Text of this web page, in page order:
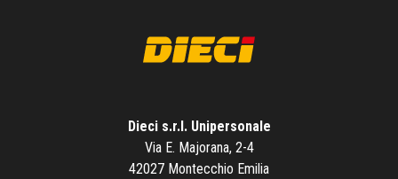
Dieci s.r.l. Unipersonale
Via E. Majorana, 2-4
42027 Montecchio Emilia